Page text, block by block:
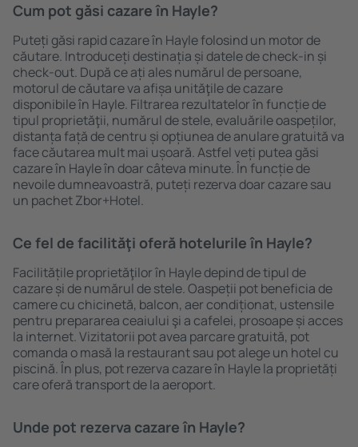
Cum pot găsi cazare în Hayle?
Puteți găsi rapid cazare în Hayle folosind un motor de
căutare. Introduceți destinația și datele de check-in și
check-out. După ce ați ales numărul de persoane,
motorul de căutare va afișa unităţile de cazare
disponibile în Hayle. Filtrarea rezultatelor în funcție de
tipul proprietăţii, numărul de stele, evaluările oaspeților,
distanța față de centru și opțiunea de anulare gratuită va
face căutarea mult mai ușoară. Astfel veți putea găsi
cazare în Hayle în doar câteva minute. În funcție de
nevoile dumneavoastră, puteți rezerva doar cazare sau
un pachet Zbor+Hotel.
Ce fel de facilităţi oferă hotelurile în Hayle?
Facilitățile proprietăţilor în Hayle depind de tipul de
cazare și de numărul de stele. Oaspeții pot beneficia de
camere cu chicinetă, balcon, aer condiționat, ustensile
pentru prepararea ceaiului şi a cafelei, prosoape și acces
la internet. Vizitatorii pot avea parcare gratuită, pot
comanda o masă la restaurant sau pot alege un hotel cu
piscină. În plus, pot rezerva cazare în Hayle la proprietăți
care oferă transport de la aeroport.
Unde pot rezerva cazare în Hayle?